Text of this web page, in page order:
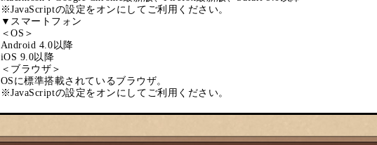
※JavaScriptの設定をオンにしてご利用ください。
▼スマートフォン
＜OS＞
Android 4.0以降
iOS 9.0以降
＜ブラウザ＞
OSに標準搭載されているブラウザ。
※JavaScriptの設定をオンにしてご利用ください。